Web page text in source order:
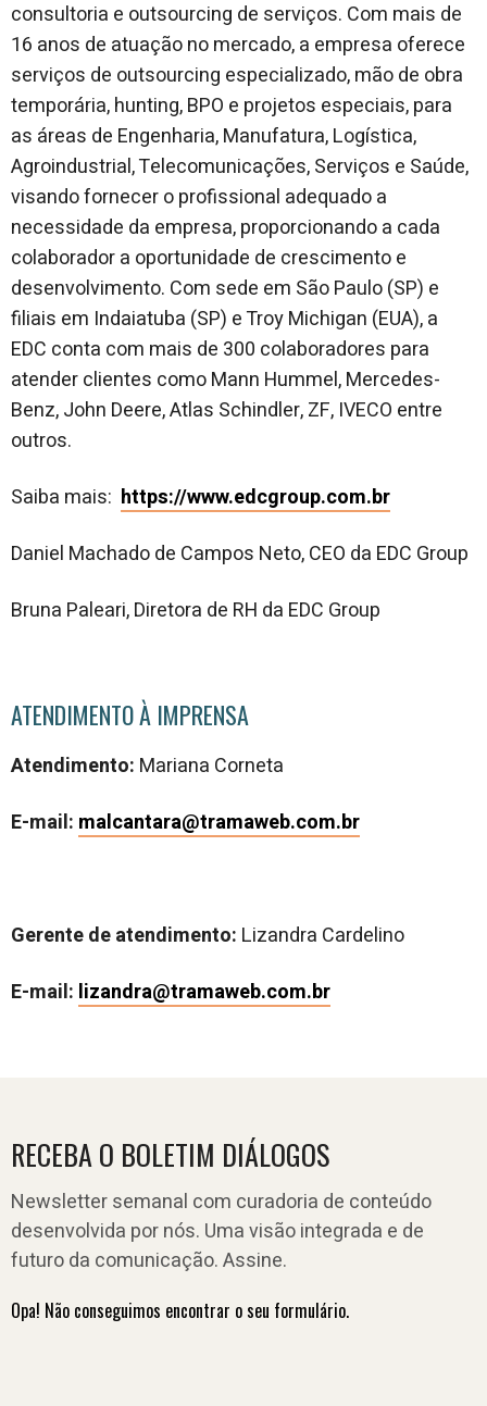
consultoria e outsourcing de serviços. Com mais de
16 anos de atuação no mercado, a empresa oferece
serviços de outsourcing especializado, mão de obra
temporária, hunting, BPO e projetos especiais, para
as áreas de Engenharia, Manufatura, Logística,
Agroindustrial, Telecomunicações, Serviços e Saúde,
visando fornecer o profissional adequado a
necessidade da empresa, proporcionando a cada
colaborador a oportunidade de crescimento e
desenvolvimento. Com sede em São Paulo (SP) e
filiais em Indaiatuba (SP) e Troy Michigan (EUA), a
EDC conta com mais de 300 colaboradores para
atender clientes como Mann Hummel, Mercedes-
Benz, John Deere, Atlas Schindler, ZF, IVECO entre
outros.
Saiba mais: https://www.edcgroup.com.br
Daniel Machado de Campos Neto, CEO da EDC Group
Bruna Paleari, Diretora de RH da EDC Group
ATENDIMENTO À IMPRENSA
Atendimento: Mariana Corneta
E-mail: malcantara@tramaweb.com.br
Gerente de atendimento: Lizandra Cardelino
E-mail: lizandra@tramaweb.com.br
RECEBA O BOLETIM DIÁLOGOS
Newsletter semanal com curadoria de conteúdo
desenvolvida por nós. Uma visão integrada e de
futuro da comunicação. Assine.
Opa! Não conseguimos encontrar o seu formulário.